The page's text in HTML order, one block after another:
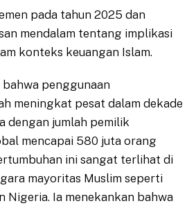
pada tahun 2025 dan
mendalam tentang implikasi
konteks keuangan Islam.
penggunaan
meningkat pesat dalam dekade
dengan jumlah pemilik
mencapai 580 juta orang
ini sangat terlihat di
mayoritas Muslim seperti
Nigeria. Ia menekankan bahwa